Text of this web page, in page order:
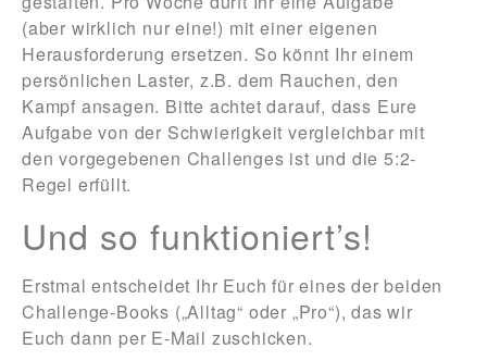
(aber wirklich nur eine!) mit einer eigenen
Herausforderung ersetzen. So könnt Ihr einem
persönlichen Laster, z.B. dem Rauchen, den
Kampf ansagen. Bitte achtet darauf, dass Eure
Aufgabe von der Schwierigkeit vergleichbar mit
den vorgegebenen Challenges ist und die 5:2-
Regel erfüllt.
Und so funktioniert’s!
Erstmal entscheidet Ihr Euch für eines der beiden
Challenge-Books („Alltag“ oder „Pro“), das wir
Euch dann per E-Mail zuschicken.